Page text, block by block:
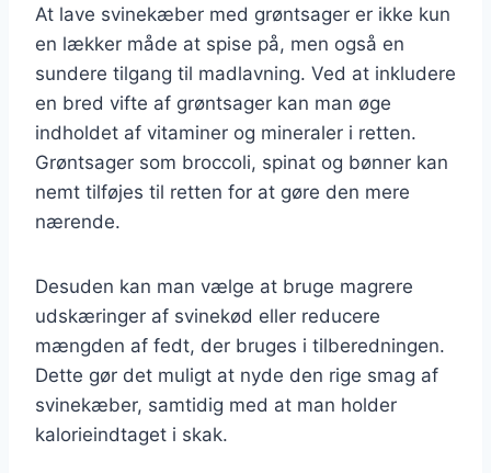
At lave svinekæber med grøntsager er ikke kun
en lækker måde at spise på, men også en
sundere tilgang til madlavning. Ved at inkludere
en bred vifte af grøntsager kan man øge
indholdet af vitaminer og mineraler i retten.
Grøntsager som broccoli, spinat og bønner kan
nemt tilføjes til retten for at gøre den mere
nærende.
Desuden kan man vælge at bruge magrere
udskæringer af svinekød eller reducere
mængden af fedt, der bruges i tilberedningen.
Dette gør det muligt at nyde den rige smag af
svinekæber, samtidig med at man holder
kalorieindtaget i skak.